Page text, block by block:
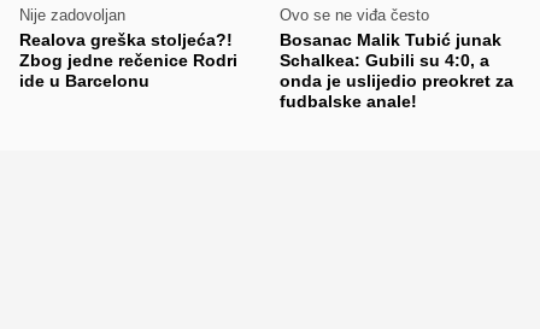
Nije zadovoljan
Realova greška stoljeća?!
Zbog jedne rečenice Rodri
ide u Barcelonu
Ovo se ne viđa često
Bosanac Malik Tubić junak
Schalkea: Gubili su 4:0, a
onda je uslijedio preokret za
fudbalske anale!